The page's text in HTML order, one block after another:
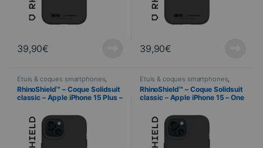
39,90€ 39,90€
Étuis & coques smartphones
Mobile,RhinoShield ,Telefonie
RhinoShield™ – Coque Solidsuit
classic – Apple iPhone 15 Plus –
Étuis & coques smartphones
Mobile,RhinoShield ,Telefonie
RhinoShield™ – Coque Solidsuit
classic – Apple iPhone 15 – One